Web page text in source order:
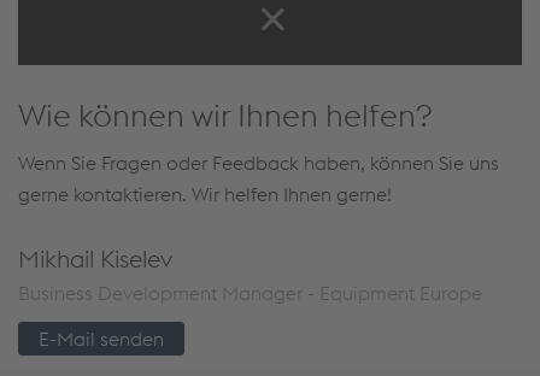
Wie können wir Ihnen helfen?
Wenn Sie Fragen oder Feedback haben, können Sie uns
gerne kontaktieren. Wir helfen Ihnen gerne!
Mikhail Kiselev
Business Development Manager - Equipment Europe
E-Mail senden